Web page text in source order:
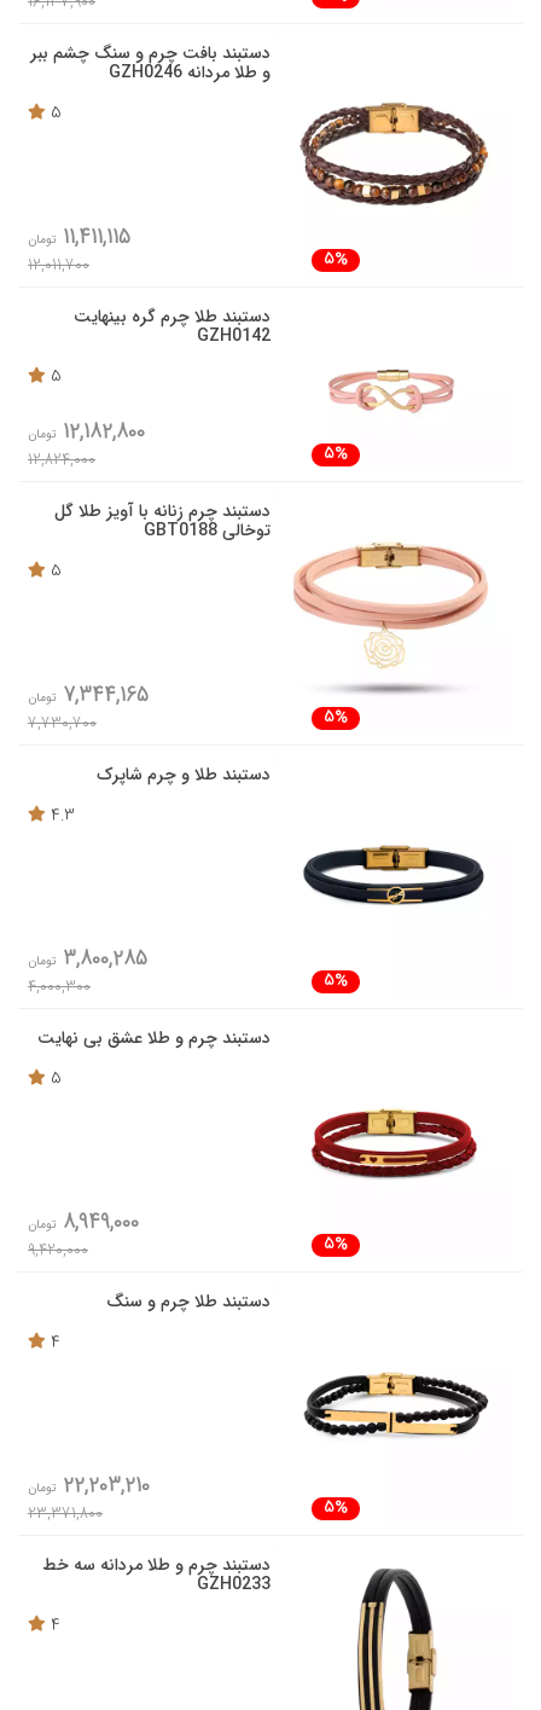
دستبند بافت چرم و سنگ چشم ببر
و طلا مردانه GZH0246
5
5%
11,411,115 تومان
12,011,700
دستبند طلا چرم گره بینهایت
GZH0142
5
5%
12,182,800 تومان
12,824,000
دستبند چرم زنانه با آویز طلا گل
توخالی GBT0188
5
5%
7,344,165 تومان
7,730,700
دستبند طلا و چرم شاپرک
4.3
5%
3,800,285 تومان
4,000,300
دستبند چرم و طلا عشق بی نهایت
5
5%
8,949,000 تومان
9,420,000
دستبند طلا چرم و سنگ
4
5%
22,203,210 تومان
23,371,800
دستبند چرم و طلا مردانه سه خط
GZH0233
4